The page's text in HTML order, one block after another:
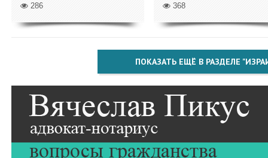
286 368
ПОКАЗАТЬ ЕЩЁ В РАЗДЕЛЕ